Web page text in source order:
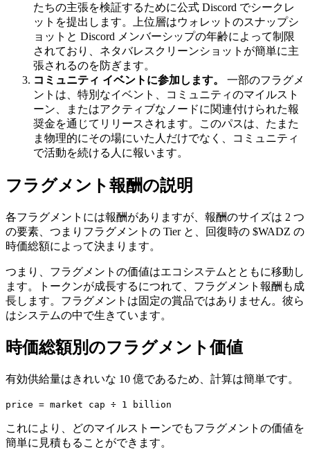
たちの主張を検証するために公式 Discord でシークレ
ットを提出します。上位層はウォレットのスナップシ
ョットと Discord メンバーシップの年齢によって制限
されており、ネタバレスクリーンショットが簡単に主
張されるのを防ぎます。
コミュニティ イベントに参加します。
一部のフラグメ
ントは、特別なイベント、コミュニティのマイルスト
ーン、またはアクティブなノードに関連付けられた報
奨金を通じてリリースされます。このパスは、たまた
ま物理的にその場にいた人だけでなく、コミュニティ
で活動を続ける人に報います。
フラグメント報酬の説明
各フラグメントには報酬がありますが、報酬のサイズは 2 つ
の要素、つまりフラグメントの Tier と、回復時の $WADZ の
時価総額によって決まります。
つまり、フラグメントの価値はエコシステムとともに移動し
ます。トークンが成長するにつれて、フラグメント報酬も成
長します。フラグメントは固定の賞品ではありません。彼ら
はシステムの中で生きています。
時価総額別のフラグメント価値
有効供給量はきれいな 10 億であるため、計算は簡単です。
price = market cap ÷ 1 billion
これにより、どのマイルストーンでもフラグメントの価値を
簡単に見積もることができます。